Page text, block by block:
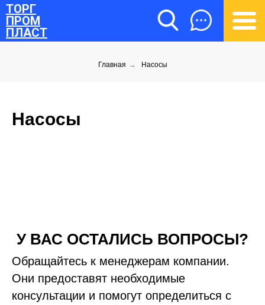
ТОРГ
ПРОМ
ПЛАСТ
Главная → Насосы
Насосы
У ВАС ОСТАЛИСЬ ВОПРОСЫ?
Обращайтесь к менеджерам компании.
Они предоставят необходимые
консультации и помогут определиться с